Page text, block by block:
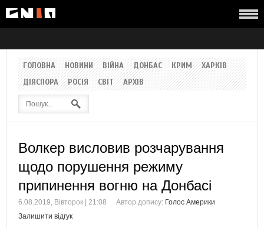
ГОЛОВНА НОВИНИ ВІЙНА ДОНБАС КРИМ
ХАРКІВ
ДІЯСПОРА
РОСІЯ СВІТ АРХІВ
Волкер висловив розчарування
щодо порушення режиму
припинення вогню на Донбасі
6.08.2019, Вівторок | 21:08 Автор допису: Голос Америки
Залишити відгук